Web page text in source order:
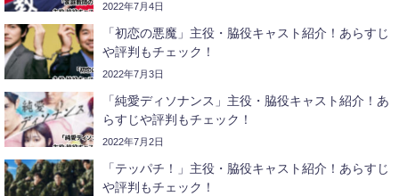
2022年7月4日
「初恋の悪魔」主役・脇役キャスト紹介！あらすじ
や評判もチェック！
2022年7月3日
「純愛ディソナンス」主役・脇役キャスト紹介！あ
らすじや評判もチェック！
2022年7月2日
「テッパチ！」主役・脇役キャスト紹介！あらすじ
や評判もチェック！